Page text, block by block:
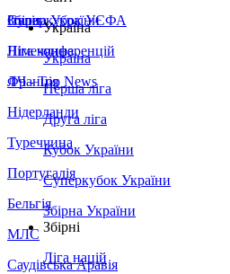
Збірна України
Італія
Німеччина
Франція
Нідерланди
Туреччина
Португалія
Бельгія
МЛС
Саудівська Аравія
Суперкубок УЄФА
Ліга конференцій
ЛЧ - Top News
Україна
Україна
Перша ліга
Друга ліга
Кубок України
Суперкубок України
Збірна України
Збірні
Ліга націй